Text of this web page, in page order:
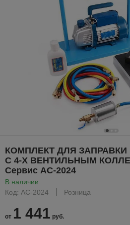
КОМПЛЕКТ ДЛЯ
С 4-Х ВЕНТИЛЬНЫМ
Сервис AC-2024
В наличии
Код: AC-2024
Розница
от 1 441 руб.